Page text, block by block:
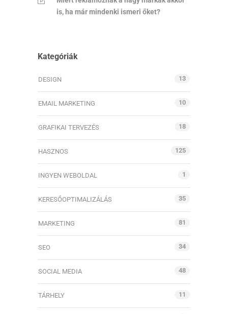
is, ha már mindenki ismeri őket?
Kategóriák
DESIGN 13
EMAIL MARKETING 10
GRAFIKAI TERVEZÉS 18
HASZNOS 125
INGYEN WEBOLDAL 1
KERESŐOPTIMALIZÁLÁS 35
MARKETING 81
SEO 34
SOCIAL MEDIA 48
TÁRHELY 11